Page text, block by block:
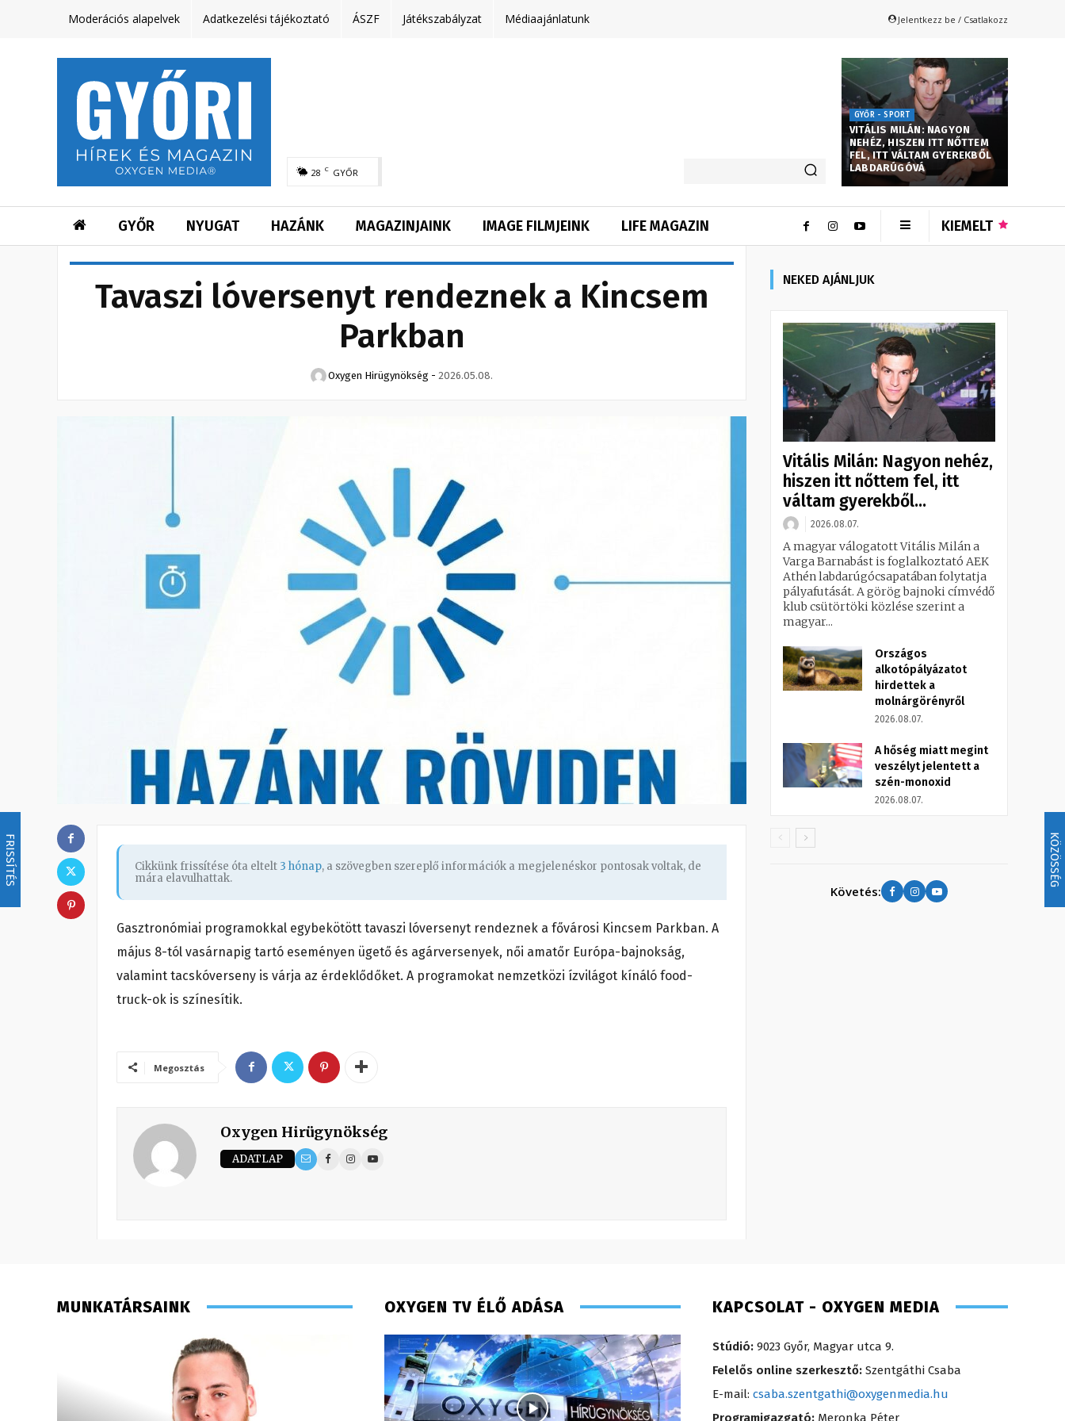
FRISSÍTÉS KÖZÖSSÉG
Moderációs alapelvek Adatkezelési tájékoztató ÁSZF Játékszabályzat Médiaajánlatunk Jelentkezz be / Csatlakozz
28 C GYŐR
GYŐR - SPORT
VITÁLIS MILÁN: NAGYON
NEHÉZ, HISZEN ITT NŐTTEM
FEL, ITT VÁLTAM GYEREKBŐL
LABDARÚGÓVÁ
GYŐR NYUGAT HAZÁNK MAGAZINJAINK IMAGE FILMJEINK LIFE MAGAZIN KIEMELT
Tavaszi lóversenyt rendeznek a Kincsem
Parkban
Oxygen Hirügynökség - 2026.05.08.
Cikkünk frissítése óta eltelt 3 hónap, a szövegben szereplő információk a megjelenéskor pontosak voltak, de
mára elavulhattak.
Gasztronómiai programokkal egybekötött tavaszi lóversenyt rendeznek a fővárosi Kincsem Parkban. A
május 8-tól vasárnapig tartó eseményen ügető és agárversenyek, női amatőr Európa-bajnokság,
valamint tacskóverseny is várja az érdeklődőket. A programokat nemzetközi ízvilágot kínáló food-
truck-ok is színesítik.
Megosztás
Oxygen Hirügynökség
ADATLAP
NEKED AJÁNLJUK
Vitális Milán: Nagyon nehéz,
hiszen itt nőttem fel, itt
váltam gyerekből...
2026.08.07.
A magyar válogatott Vitális Milán a
Varga Barnabást is foglalkoztató AEK
Athén labdarúgócsapatában folytatja
pályafutását. A görög bajnoki címvédő
klub csütörtöki közlése szerint a
magyar...
Országos
alkotópályázatot
hirdettek a
molnárgörényről
2026.08.07.
A hőség miatt megint
veszélyt jelentett a
szén-monoxid
2026.08.07.
Követés:
MUNKATÁRSAINK OXYGEN TV ÉLŐ ADÁSA KAPCSOLAT - OXYGEN MEDIA
Stúdió: 9023 Győr, Magyar utca 9.
Felelős online szerkesztő: Szentgáthi Csaba
E-mail: csaba.szentgathi@oxygenmedia.hu
Programigazgató: Meronka Péter